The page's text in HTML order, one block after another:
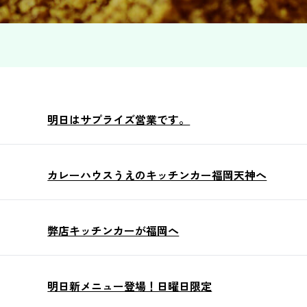
明日はサプライズ営業です。
カレーハウスうえのキッチンカー福岡天神へ
弊店キッチンカーが福岡へ
明日新メニュー登場！日曜日限定